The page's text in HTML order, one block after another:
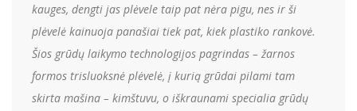
kauges, dengti jas plėvele taip pat nėra pigu, nes ir ši
plėvelė kainuoja panašiai tiek pat, kiek plastiko rankovė.
Šios grūdų laikymo technologijos pagrindas – žarnos
formos trisluoksnė plėvelė, į kurią grūdai pilami tam
skirta mašina – kimštuvu, o iškraunami specialia grūdų